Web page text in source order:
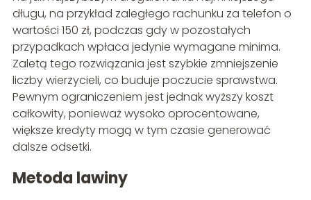
długu, na przykład zaległego rachunku za telefon o
wartości 150 zł, podczas gdy w pozostałych
przypadkach wpłaca jedynie wymagane minima.
Zaletą tego rozwiązania jest szybkie zmniejszenie
liczby wierzycieli, co buduje poczucie sprawstwa.
Pewnym ograniczeniem jest jednak wyższy koszt
całkowity, ponieważ wysoko oprocentowane,
większe kredyty mogą w tym czasie generować
dalsze odsetki.
Metoda lawiny